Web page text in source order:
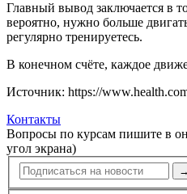
Главный вывод заключается в
вероятно, нужно больше
регулярно тренируетесь.
В конечном счёте, каждое
Источник: https://
Контакты
Вопросы по курсам пишите в
угол экрана)
→